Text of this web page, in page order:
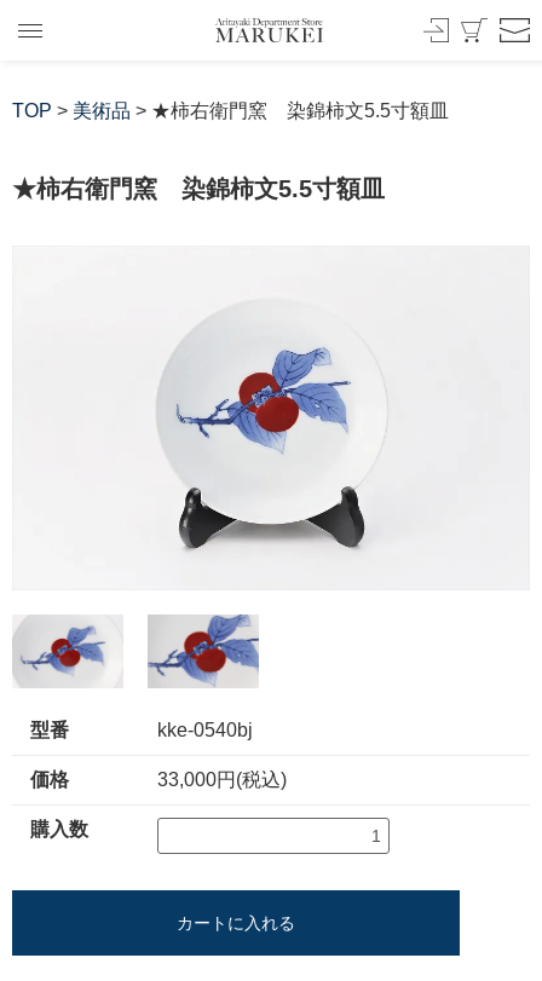
TOP > 美術品 > ★柿右衛門窯 染錦柿文5.5寸額皿
★柿右衛門窯 染錦柿文5.5寸額皿
型番 kke-0540bj
価格 33,000円(税込)
購入数
カートに入れる